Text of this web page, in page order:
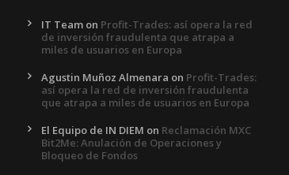
IT Team on Profit-Trades: así opera la red
de inversión fraudulenta que atrapa a
miles de usuarios en Europa
Agustin Muñoz Almenara on Profit-Trades:
así opera la red de inversión fraudulenta
que atrapa a miles de usuarios en Europa
El Equipo de IN DIEM on Reclamación MXC
Bit2Me: Anulación de Operaciones y
Bloqueo de Fondos